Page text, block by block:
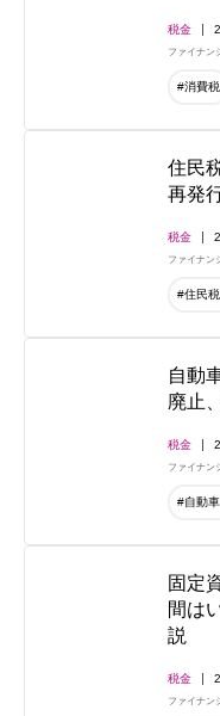
税金
ファイナン
#消費税
住民
再発
税金
ファイナン
#住民
自動
廃止
税金
ファイナン
#自動
固定
間は
説
税金
ファイナン